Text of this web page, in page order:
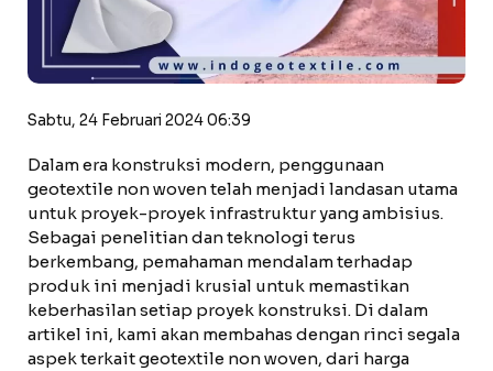
Sabtu, 24 Februari 2024 06:39
Dalam era konstruksi modern, penggunaan
geotextile non woven telah menjadi landasan utama
untuk proyek-proyek infrastruktur yang ambisius.
Sebagai penelitian dan teknologi terus
berkembang, pemahaman mendalam terhadap
produk ini menjadi krusial untuk memastikan
keberhasilan setiap proyek konstruksi. Di dalam
artikel ini, kami akan membahas dengan rinci segala
aspek terkait geotextile non woven, dari harga